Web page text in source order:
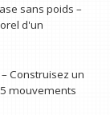
sans poids –
d'un
Construisez un
mouvements